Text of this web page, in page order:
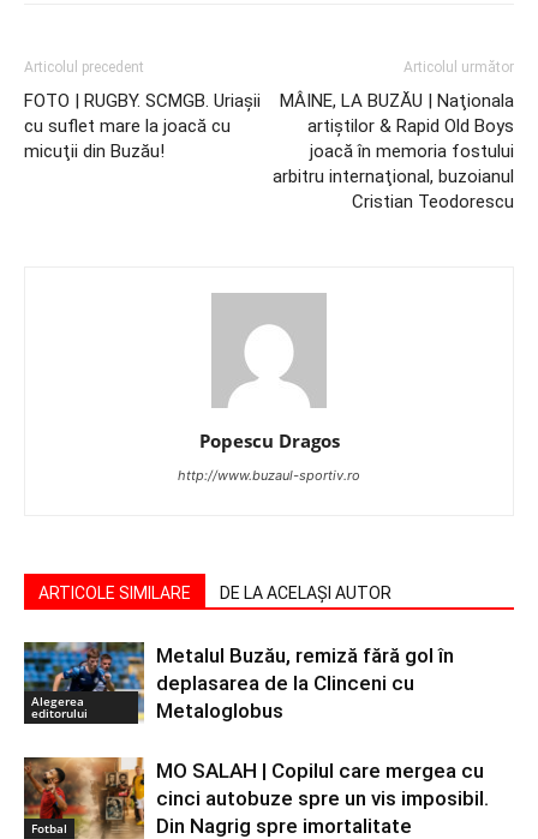
Articolul precedent
FOTO | RUGBY. SCMGB. Uriaşii
cu suflet mare la joacă cu
micuţii din Buzău!
Articolul următor
MÂINE, LA BUZĂU | Naţionala
artiştilor & Rapid Old Boys
joacă în memoria fostului
arbitru internaţional, buzoianul
Cristian Teodorescu
Popescu Dragos
http://www.buzaul-sportiv.ro
ARTICOLE SIMILARE DE LA ACELAȘI AUTOR
Alegerea
editorului
Metalul Buzău, remiză fără gol în
deplasarea de la Clinceni cu
Metaloglobus
Fotbal
MO SALAH | Copilul care mergea cu
cinci autobuze spre un vis imposibil.
Din Nagrig spre imortalitate